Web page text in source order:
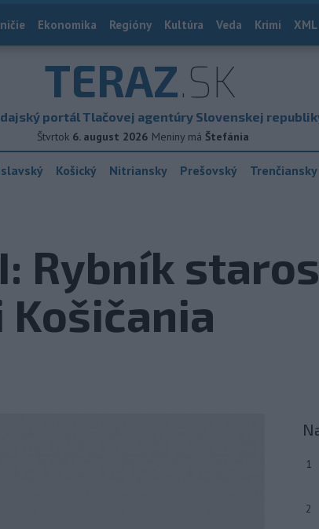
Ekonomika Regióny Kultúra Veda Krimi
TERAZ.SK
portál Tlačovej agentúry Slovenskej
Štvrtok 6. august 2026 Meniny má Štefánia
Košický Nitriansky Prešovský Trenčiansky
Rybník
1
2